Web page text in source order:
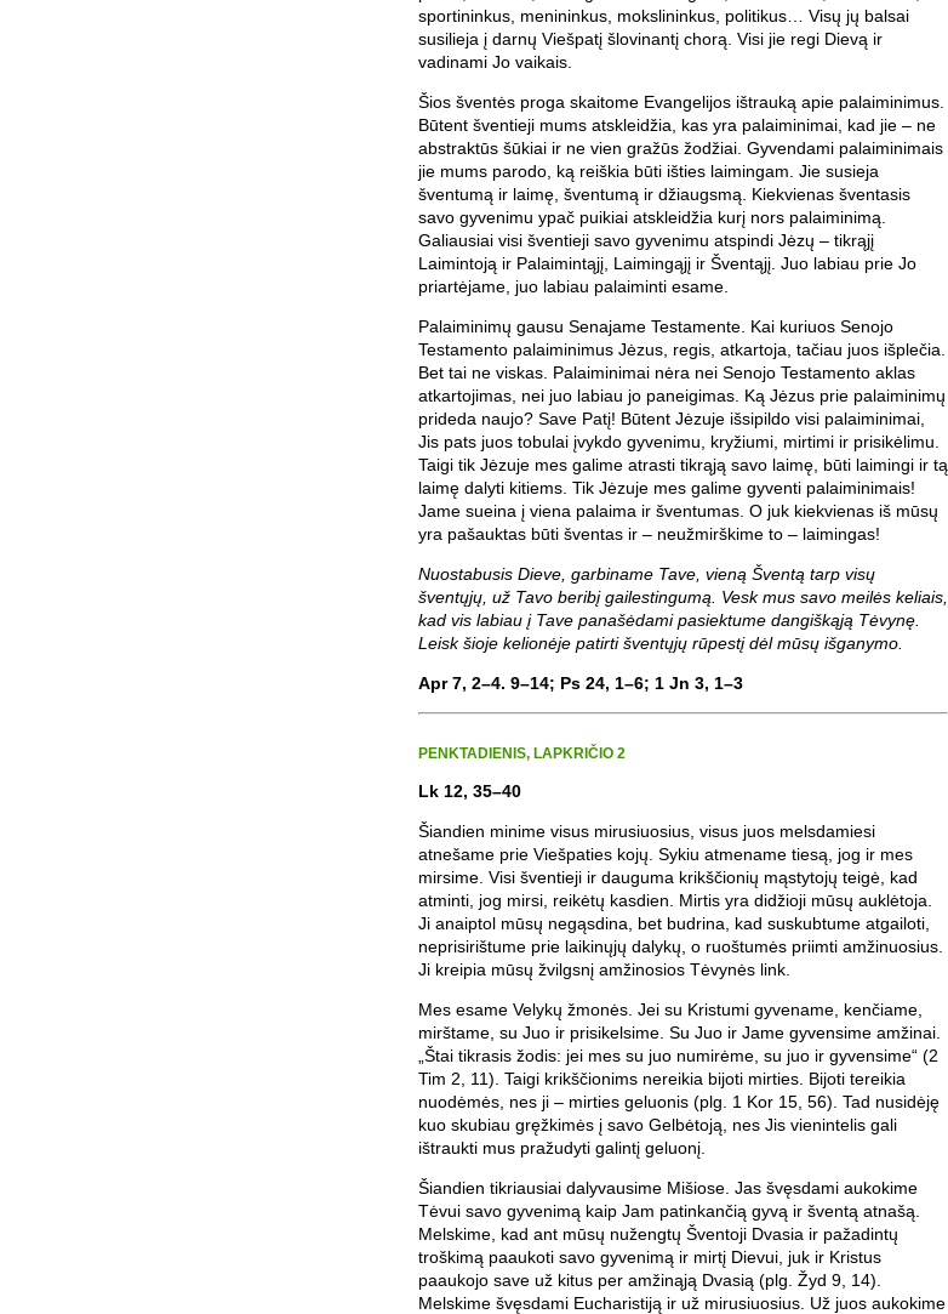
sportininkus, menininkus, mokslininkus, politikus… Visų jų balsai
susilieja į darnų Viešpatį šlovinantį chorą. Visi jie regi Dievą ir
vadinami Jo vaikais.
Šios šventės proga skaitome Evangelijos ištrauką apie palaiminimus.
Būtent šventieji mums atskleidžia, kas yra palaiminimai, kad jie – ne
abstraktūs šūkiai ir ne vien gražūs žodžiai. Gyvendami palaiminimais
jie mums parodo, ką reiškia būti išties laimingam. Jie susieja
šventumą ir laimę, šventumą ir džiaugsmą. Kiekvienas šventasis
savo gyvenimu ypač puikiai atskleidžia kurį nors palaiminimą.
Galiausiai visi šventieji savo gyvenimu atspindi Jėzų – tikrąjį
Laimintoją ir Palaimintąjį, Laimingąjį ir Šventąjį. Juo labiau prie Jo
priartėjame, juo labiau palaiminti esame.
Palaiminimų gausu Senajame Testamente. Kai kuriuos Senojo
Testamento palaiminimus Jėzus, regis, atkartoja, tačiau juos išplečia.
Bet tai ne viskas. Palaiminimai nėra nei Senojo Testamento aklas
atkartojimas, nei juo labiau jo paneigimas. Ką Jėzus prie palaiminimų
prideda naujo? Save Patį! Būtent Jėzuje išsipildo visi palaiminimai,
Jis pats juos tobulai įvykdo gyvenimu, kryžiumi, mirtimi ir prisikėlimu.
Taigi tik Jėzuje mes galime atrasti tikrąją savo laimę, būti laimingi ir tą
laimę dalyti kitiems. Tik Jėzuje mes galime gyventi palaiminimais!
Jame sueina į viena palaima ir šventumas. O juk kiekvienas iš mūsų
yra pašauktas būti šventas ir – neužmirškime to – laimingas!
Nuostabusis Dieve, garbiname Tave, vieną Šventą tarp visų
šventųjų, už Tavo beribį gailestingumą. Vesk mus savo meilės keliais,
kad vis labiau į Tave panašėdami pasiektume dangiškąją Tėvynę.
Leisk šioje kelionėje patirti šventųjų rūpestį dėl mūsų išganymo.
Apr 7, 2–4. 9–14; Ps 24, 1–6; 1 Jn 3, 1–3
PENKTADIENIS, LAPKRIČIO 2
Lk 12, 35–40
Šiandien minime visus mirusiuosius, visus juos melsdamiesi
atnešame prie Viešpaties kojų. Sykiu atmename tiesą, jog ir mes
mirsime. Visi šventieji ir dauguma krikščionių mąstytojų teigė, kad
atminti, jog mirsi, reikėtų kasdien. Mirtis yra didžioji mūsų auklėtoja.
Ji anaiptol mūsų negąsdina, bet budrina, kad suskubtume atgailoti,
neprisirištume prie laikinųjų dalykų, o ruoštumės priimti amžinuosius.
Ji kreipia mūsų žvilgsnį amžinosios Tėvynės link.
Mes esame Velykų žmonės. Jei su Kristumi gyvename, kenčiame,
mirštame, su Juo ir prisikelsime. Su Juo ir Jame gyvensime amžinai.
„Štai tikrasis žodis: jei mes su juo numirėme, su juo ir gyvensime“ (2
Tim 2, 11). Taigi krikščionims nereikia bijoti mirties. Bijoti tereikia
nuodėmės, nes ji – mirties geluonis (plg. 1 Kor 15, 56). Tad nusidėję
kuo skubiau gręžkimės į savo Gelbėtoją, nes Jis vienintelis gali
ištraukti mus pražudyti galintį geluonį.
Šiandien tikriausiai dalyvausime Mišiose. Jas švęsdami aukokime
Tėvui savo gyvenimą kaip Jam patinkančią gyvą ir šventą atnašą.
Melskime, kad ant mūsų nužengtų Šventoji Dvasia ir pažadintų
troškimą paaukoti savo gyvenimą ir mirtį Dievui, juk ir Kristus
paaukojo save už kitus per amžinąją Dvasią (plg. Žyd 9, 14).
Melskime švęsdami Eucharistiją ir už mirusiuosius. Už juos aukokime